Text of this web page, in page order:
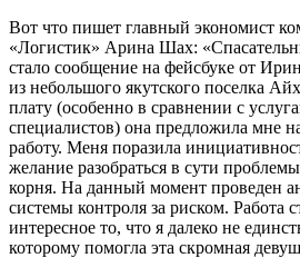
Вот что пишет главный экономист
«Логистик» Арина Шах:
стало сообщение на фейсбуке от
из небольшого якутского поселка
плату (особенно в сравнении с
специалистов) она предложила мне
работу. Меня поразила
желание разобраться в сути
корня. На данный момент проведен
системы контроля за риском. Работа
интересное то, что я далеко не
которому помогла эта скромная